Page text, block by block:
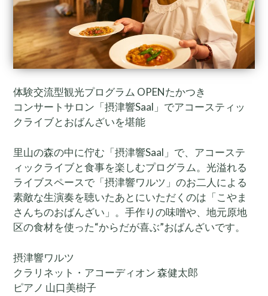
体験交流型観光プログラム OPENたかつき
コンサートサロン「摂津響Saal」でアコースティッ
クライブとおばんざいを堪能
里山の森の中に佇む「摂津響Saal」で、アコーステ
ィックライブと食事を楽しむプログラム。光溢れる
ライブスペースで「摂津響ワルツ」のお二人による
素敵な生演奏を聴いたあとにいただくのは「こやま
さんちのおばんざい」。手作りの味噌や、地元原地
区の食材を使った“からだが喜ぶ”おばんざいです。
摂津響ワルツ
クラリネット・アコーディオン 森健太郎
ピアノ 山口美樹子